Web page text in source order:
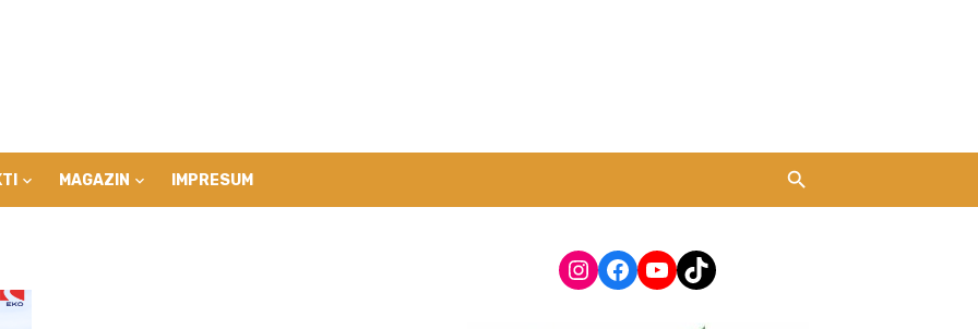
MAGAZIN IMPRESUM
Instagram
Facebook
YouTube
TikTok